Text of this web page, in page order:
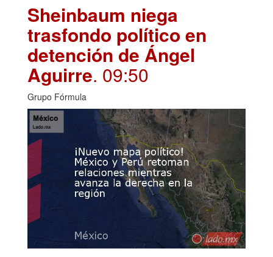
Sheinbaum niega
trasfondo político en
detención de Ángel
Aguirre. 09:50
Grupo Fórmula